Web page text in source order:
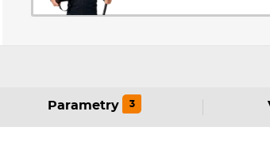
Parametry 3